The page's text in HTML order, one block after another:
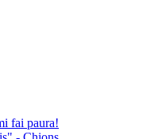
fai paura!